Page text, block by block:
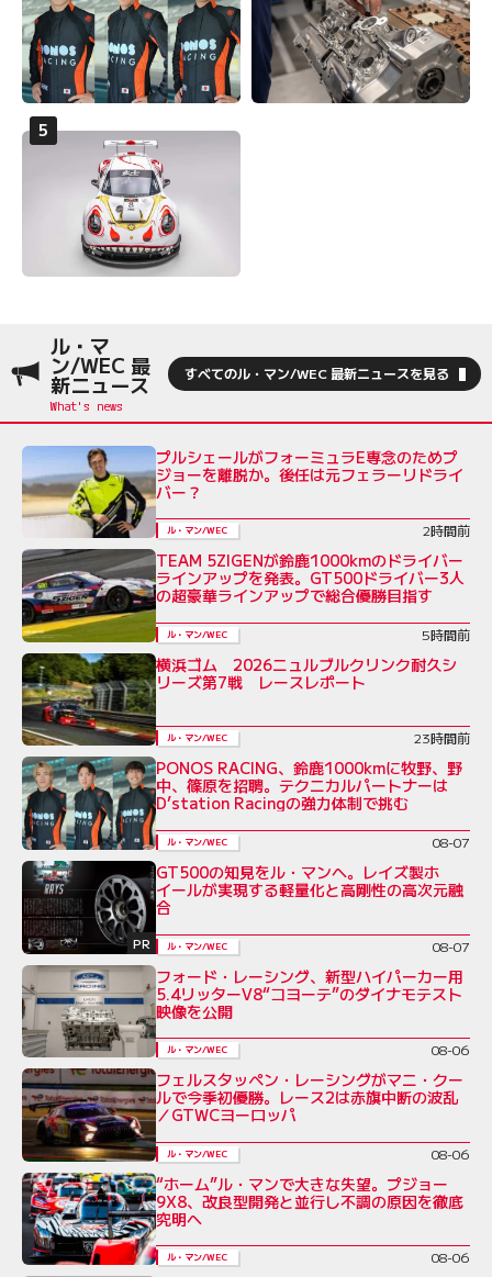
ル・マ
ン/WEC 最
新ニュース すべてのル・マン/WEC 最新ニュースを見る
プルシェールがフォーミュラE専念のためプ
ジョーを離脱か。後任は元フェラーリドライ
バー？
ル・マン/WEC 2時間前
TEAM 5ZIGENが鈴鹿1000kmのドライバー
ラインアップを発表。GT500ドライバー3人
の超豪華ラインアップで総合優勝目指す
ル・マン/WEC 5時間前
横浜ゴム 2026ニュルブルクリンク耐久シ
リーズ第7戦 レースレポート
ル・マン/WEC 23時間前
PONOS RACING、鈴鹿1000kmに牧野、野
中、篠原を招聘。テクニカルパートナーは
D’station Racingの強力体制で挑む
ル・マン/WEC 08-07
PR
GT500の知見をル・マンへ。レイズ製ホ
イールが実現する軽量化と高剛性の高次元融
合
ル・マン/WEC 08-07
フォード・レーシング、新型ハイパーカー用
5.4リッターV8“コヨーテ”のダイナモテスト
映像を公開
ル・マン/WEC 08-06
フェルスタッペン・レーシングがマニ・クー
ルで今季初優勝。レース2は赤旗中断の波乱
／GTWCヨーロッパ
ル・マン/WEC 08-06
“ホーム”ル・マンで大きな失望。プジョー
9X8、改良型開発と並行し不調の原因を徹底
究明へ
ル・マン/WEC 08-06